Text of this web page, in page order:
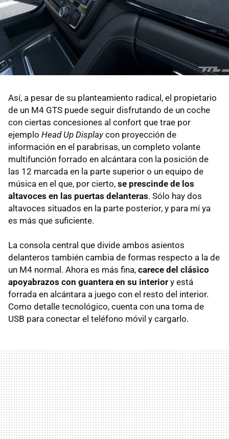
Así, a pesar de su planteamiento radical, el propietario
de un M4 GTS puede seguir disfrutando de un coche
con ciertas concesiones al confort que trae por
ejemplo Head Up Displaycon proyección de
información en el parabrisas, un completo volante
multifunción forrado en alcántara con la posición de
las 12 marcada en la parte superior o un equipo de
música en el que, por cierto, se prescinde de los
altavoces en las puertas delanteras. Sólo hay dos
altavoces situados en la parte posterior, y para mí ya
es más que suficiente.
La consola central que divide ambos asientos
delanteros también cambia de formas respecto a la de
un M4 normal. Ahora es más fina, carece del clásico
apoyabrazos con guantera en su interior y está
forrada en alcántara a juego con el resto del interior.
Como detalle tecnológico, cuenta con una toma de
USB para conectar el teléfono móvil y cargarlo.